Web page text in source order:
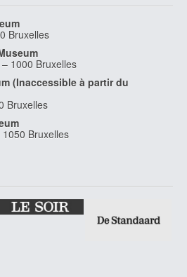
Bruxelles
1000 Bruxelles
(Inaccessible à partir du
Bruxelles
1050 Bruxelles